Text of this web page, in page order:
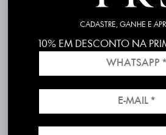
Composição: 68% Viscose 30% Linho
Forro 95% Poliéster 5% Elastano
Modelagem: Blazer Linho
Produto 100% nacional, com
Disponibilidade para envio imediato
30 dias para Troca Grátis
CADASTRE, GANHE E
10% EM DESCONTO NA